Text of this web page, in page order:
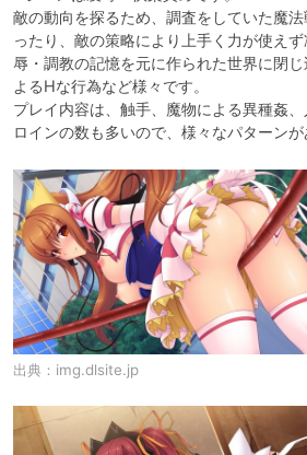
敵の動向を探るため、調査をしていた魔
ったり、敵の策略により上手く力が使え
辱・調教の記憶を元に作られた世界に閉
よるHな行為など様々です。
プレイ内容は、触手、魔物による異種姦
ロインの数も多いので、様々なパターンが
出典： img.dlsite.jp